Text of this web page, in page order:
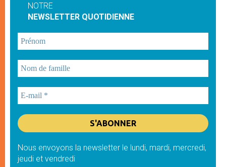
NOTRE
NEWSLETTER QUOTIDIENNE
Nous envoyons la newsletter le lundi, mardi, mercredi,
jeudi et vendredi